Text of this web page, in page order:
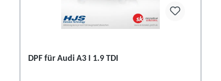
DPF für Audi A3 I 1.9 TDI